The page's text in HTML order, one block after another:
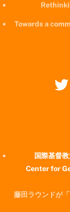
Towards a
国際基督
Center for
藤田ラウンドが